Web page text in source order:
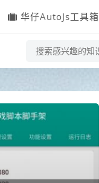
华仔AutoJs工具箱